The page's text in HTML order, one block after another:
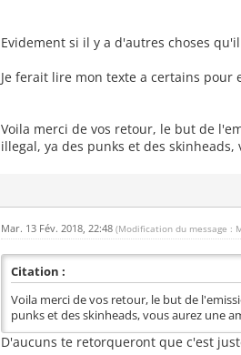
Evidement si il y a d'autres choses
Je ferait lire mon texte a certains
Voila merci de vos retour, le but de
illegal, ya des punks et des
Mar. 13 Fév. 2018, 22:48 (Modification du message :
Citation :
Voila merci de vos retour, le but de
punks et des skinheads, vous aurez une
D'aucuns te retorqueront que c'est